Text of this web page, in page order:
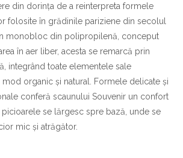
din dorința de a reinterpreta formele
folosite în grădinile pariziene din secolul
monobloc din polipropilenă, conceput
în aer liber, acesta se remarcă prin
integrând toate elementele sale
organic și natural. Formele delicate și
conferă scaunului Souvenir un confort
se lărgesc spre bază, unde se
mic și atrăgător.